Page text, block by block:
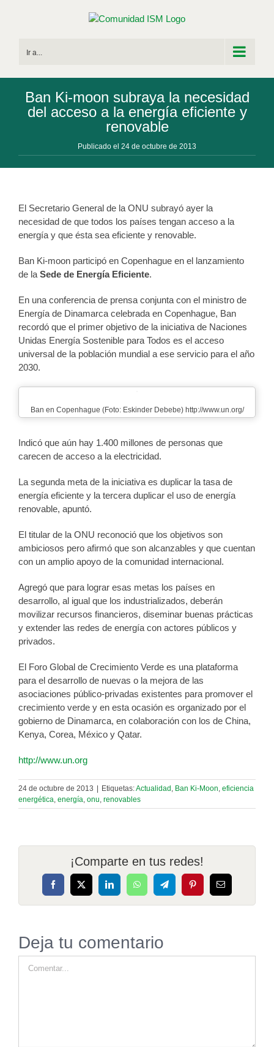
Ir a...
Ban Ki-moon subraya la necesidad
del acceso a la energía eficiente y
renovable
Publicado el 24 de octubre de 2013
El Secretario General de la ONU subrayó ayer la
necesidad de que todos los países tengan acceso a la
energía y que ésta sea eficiente y renovable.
Ban Ki-moon participó en Copenhague en el lanzamiento
de la Sede de Energía Eficiente.
En una conferencia de prensa conjunta con el ministro de
Energía de Dinamarca celebrada en Copenhague, Ban
recordó que el primer objetivo de la iniciativa de Naciones
Unidas Energía Sostenible para Todos es el acceso
universal de la población mundial a ese servicio para el año
2030.
Ban en Copenhague (Foto: Eskinder Debebe) http://www.un.org/
Indicó que aún hay 1.400 millones de personas que
carecen de acceso a la electricidad.
La segunda meta de la iniciativa es duplicar la tasa de
energía eficiente y la tercera duplicar el uso de energía
renovable, apuntó.
El titular de la ONU reconoció que los objetivos son
ambiciosos pero afirmó que son alcanzables y que cuentan
con un amplio apoyo de la comunidad internacional.
Agregó que para lograr esas metas los países en
desarrollo, al igual que los industrializados, deberán
movilizar recursos financieros, diseminar buenas prácticas
y extender las redes de energía con actores públicos y
privados.
El Foro Global de Crecimiento Verde es una plataforma
para el desarrollo de nuevas o la mejora de las
asociaciones público-privadas existentes para promover el
crecimiento verde y en esta ocasión es organizado por el
gobierno de Dinamarca, en colaboración con los de China,
Kenya, Corea, México y Qatar.
http://www.un.org
24 de octubre de 2013 Etiquetas:Actualidad , Ban Ki-Moon, eficiencia
energética, energía, onu, renovables
¡Comparte en tus redes!
Facebook
X LinkedInWhatsAppTelegramPinterestCorreo
electrónico
Deja tu comentario